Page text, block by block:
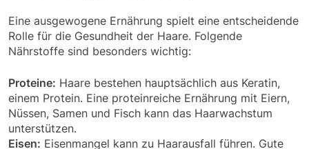
Eine ausgewogene Ernährung spielt eine entscheidende
Rolle für die Gesundheit der Haare. Folgende
Nährstoffe sind besonders wichtig:
Proteine: Haare bestehen hauptsächlich aus Keratin,
einem Protein. Eine proteinreiche Ernährung mit Eiern,
Nüssen, Samen und Fisch kann das Haarwachstum
unterstützen.
Eisen: Eisenmangel kann zu Haarausfall führen. Gute